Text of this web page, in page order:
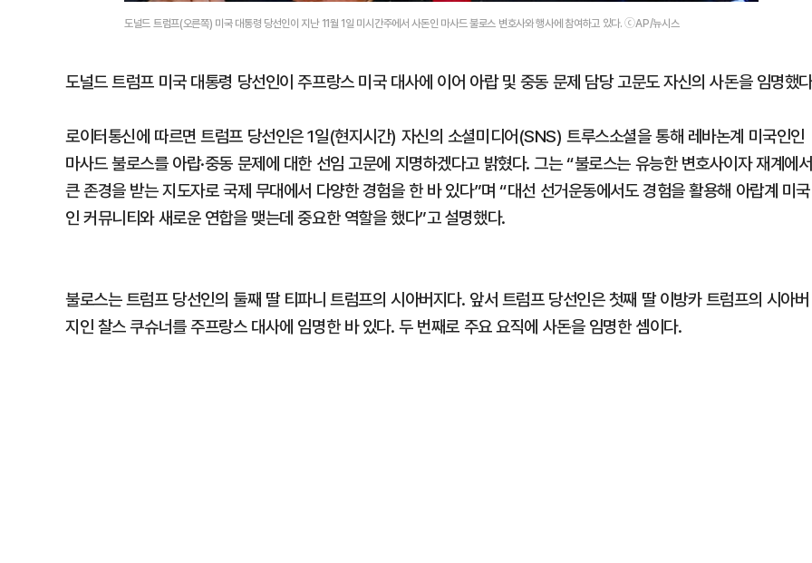
도널드 트럼프(오른쪽) 미국 대통령 당선인이 지난 11월 1일 미시간주에서 사돈인 마사드 불로스 변호사와 행사에 참여하고 있다. ⓒAP/뉴시스
도널드 트럼프 미국 대통령 당선인이 주프랑스 미국 대사에 이어 아랍 및 중동 문제 담당 고문도 자신의 사돈을 임명했
로이터통신에 따르면 트럼프 당선인은 1일(현지시간) 자신의 소셜미디어(SNS) 트루스소셜을 통해 레바논계 미국인인
마사드 불로스를 아랍·중동 문제에 대한 선임 고문에 지명하겠다고 밝혔다. 그는 “불로스는 유능한 변호사이자 재계에서
큰 존경을 받는 지도자로 국제 무대에서 다양한 경험을 한 바 있다”며 “대선 선거운동에서도 경험을 활용해 아랍계 미국
인 커뮤니티와 새로운 연합을 맺는데 중요한 역할을 했다”고 설명했다.
불로스는 트럼프 당선인의 둘째 딸 티파니 트럼프의 시아버지다. 앞서 트럼프 당선인은 첫째 딸 이방카 트럼프의 시아버
지인 찰스 쿠슈너를 주프랑스 대사에 임명한 바 있다. 두 번째로 주요 요직에 사돈을 임명한 셈이다.